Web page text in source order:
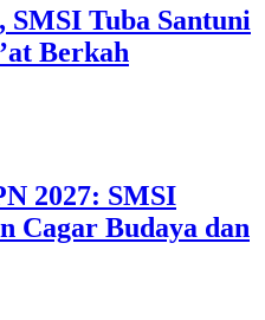
SMSI Tuba Santuni
Berkah
2027: SMSI
Cagar Budaya dan